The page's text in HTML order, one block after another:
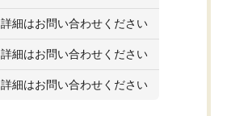
詳細はお問い合わせください
詳細はお問い合わせください
詳細はお問い合わせください